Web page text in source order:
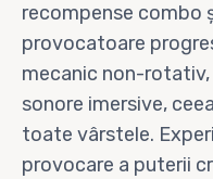
recompense combo
provocatoare
mecanic non-
sonore imersive,
toate vârstele.
provocare a puterii